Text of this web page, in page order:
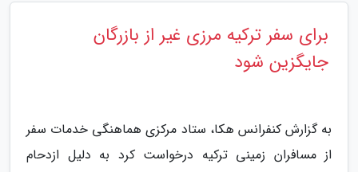
برای سفر ترکیه مرزی غیر از بازرگان
جایگزین شود
به گزارش کنفرانس هکا، ستاد مرکزی هماهنگی خدمات سفر
از مسافران زمینی ترکیه درخواست کرد به دلیل ازدحام